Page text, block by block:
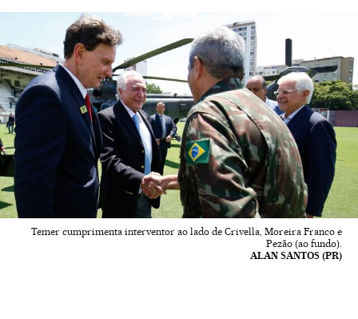
Temer cumprimenta interventor ao lado de Crivella, Moreira Franco e
Pezão (ao fundo).
ALAN SANTOS (PR)